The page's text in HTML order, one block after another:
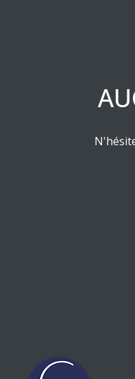
EMPRUNTEUR